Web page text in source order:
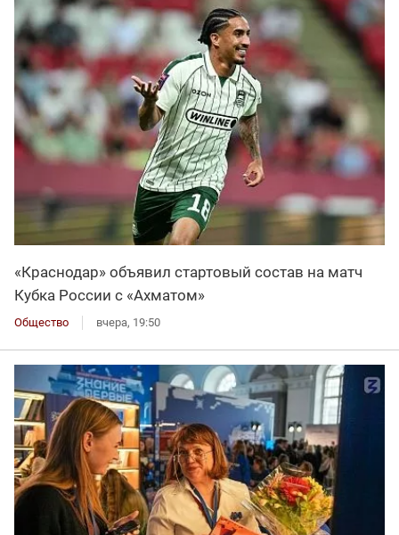
«Краснодар» объявил стартовый состав на матч
Кубка России с «Ахматом»
Общество вчера, 19:50